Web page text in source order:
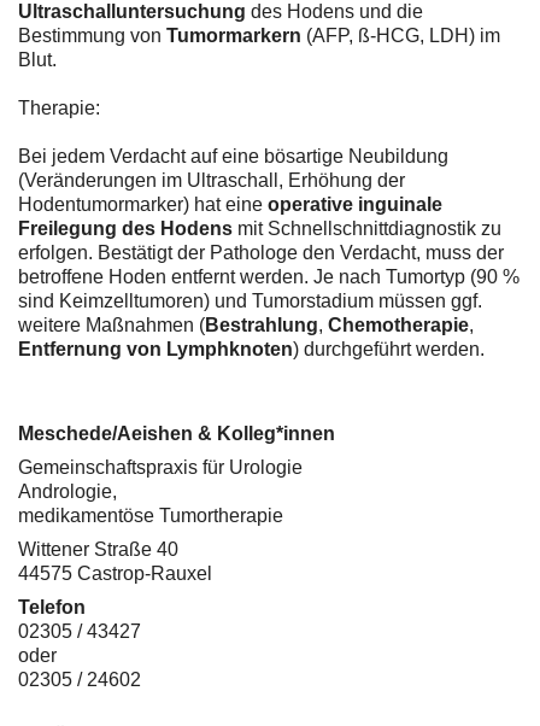
Ultraschalluntersuchung des Hodens und die
Bestimmung von Tumormarkern (AFP, ß-HCG, LDH) im
Blut.
Therapie:
Bei jedem Verdacht auf eine bösartige Neubildung
(Veränderungen im Ultraschall, Erhöhung der
Hodentumormarker) hat eine operative inguinale
Freilegung des Hodens mit Schnellschnittdiagnostik zu
erfolgen. Bestätigt der Pathologe den Verdacht, muss der
betroffene Hoden entfernt werden. Je nach Tumortyp (90 %
sind Keimzelltumoren) und Tumorstadium müssen ggf.
weitere Maßnahmen (Bestrahlung, Chemotherapie,
Entfernung von Lymphknoten) durchgeführt werden.
Meschede/Aeishen & Kolleg*innen
Gemeinschaftspraxis für Urologie
Andrologie,
medikamentöse Tumortherapie
Wittener Straße 40
44575 Castrop-Rauxel
Telefon
02305 / 43427
oder
02305 / 24602